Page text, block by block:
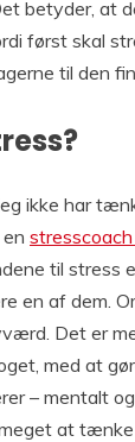
betyder, at
først skal
til den
ikke har
til stress
en af dem.
Det er
med at
– mentalt
at tænke